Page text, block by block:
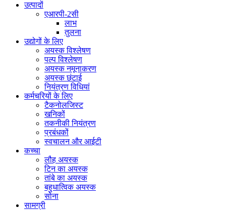
उत्पादों
एआरपी-2सी
लाभ
तुलना
उद्योगों के लिए
अयस्क विश्लेषण
पल्प विश्लेषण
अयस्क नमूनाकरण
अयस्क छंटाई
नियंत्रण विधियां
कर्मचरियों के लिए
टैकनोलजिस्ट
खनिकों
तकनीकी नियंत्रण
प्रबंधकों
स्वचालन और आईटी
कच्चा
लौह अयस्क
टिन का अयस्क
तांबे का अयस्क
बहुधात्विक अयस्क
सोना
सामग्री